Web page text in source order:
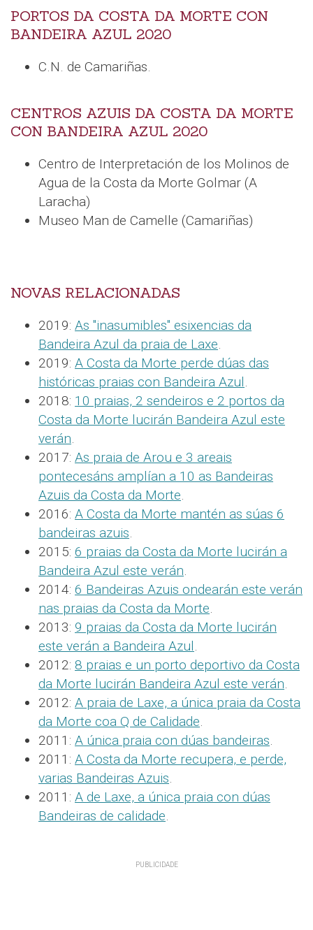
PORTOS DA COSTA DA MORTE CON
BANDEIRA AZUL 2020
C.N. de Camariñas.
CENTROS AZUIS DA COSTA DA MORTE
CON BANDEIRA AZUL 2020
Centro de Interpretación de los Molinos de
Agua de la Costa da Morte Golmar (A
Laracha)
Museo Man de Camelle (Camariñas)
NOVAS RELACIONADAS
2019: As "inasumibles" esixencias da
Bandeira Azul da praia de Laxe.
2019: A Costa da Morte perde dúas das
históricas praias con Bandeira Azul.
2018: 10 praias, 2 sendeiros e 2 portos da
Costa da Morte lucirán Bandeira Azul este
verán.
2017: As praia de Arou e 3 areais
pontecesáns amplían a 10 as Bandeiras
Azuis da Costa da Morte.
2016: A Costa da Morte mantén as súas 6
bandeiras azuis.
2015: 6 praias da Costa da Morte lucirán a
Bandeira Azul este verán.
2014: 6 Bandeiras Azuis ondearán este verán
nas praias da Costa da Morte.
2013: 9 praias da Costa da Morte lucirán
este verán a Bandeira Azul.
2012: 8 praias e un porto deportivo da Costa
da Morte lucirán Bandeira Azul este verán.
2012: A praia de Laxe, a única praia da Costa
da Morte coa Q de Calidade.
2011: A única praia con dúas bandeiras.
2011: A Costa da Morte recupera, e perde,
varias Bandeiras Azuis.
2011: A de Laxe, a única praia con dúas
Bandeiras de calidade.